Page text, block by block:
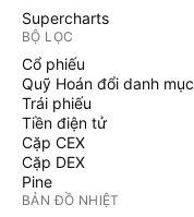
Supercharts
BỘ LỌC
Cổ phiếu
Quỹ Hoán đổi danh mục
Trái phiếu
Tiền điện tử
Cặp CEX
Cặp DEX
Pine
BẢN ĐỒ NHIỆT